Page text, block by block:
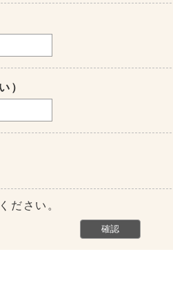
）
ださい。